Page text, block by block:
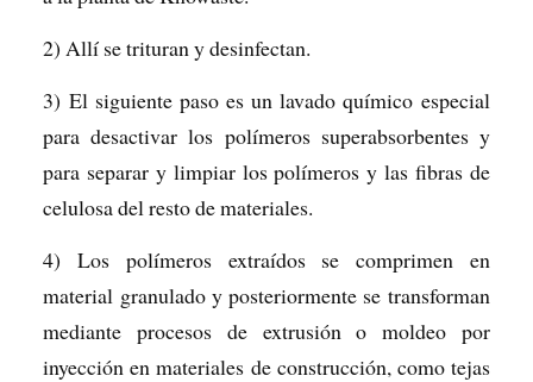
2) Allí se trituran y desinfectan.
3) El siguiente paso es un lavado químico especial
para desactivar los polímeros superabsorbentes y
para separar y limpiar los polímeros y las fibras de
celulosa del resto de materiales.
4) Los polímeros extraídos se comprimen en
material granulado y posteriormente se transforman
mediante procesos de extrusión o moldeo por
inyección en materiales de construcción, como tejas